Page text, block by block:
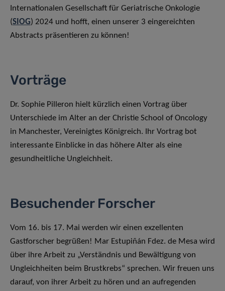
Internationalen Gesellschaft für Geriatrische Onkologie
(SIOG) 2024 und hofft, einen unserer 3 eingereichten
Abstracts präsentieren zu können!
Vorträge
Dr. Sophie Pilleron hielt kürzlich einen Vortrag über
Unterschiede im Alter an der Christie School of Oncology
in Manchester, Vereinigtes Königreich. Ihr Vortrag bot
interessante Einblicke in das höhere Alter als eine
gesundheitliche Ungleichheit.
Besuchender Forscher
Vom 16. bis 17. Mai werden wir einen exzellenten
Gastforscher begrüßen! Mar Estupiñán Fdez. de Mesa wird
über ihre Arbeit zu „Verständnis und Bewältigung von
Ungleichheiten beim Brustkrebs“ sprechen. Wir freuen uns
darauf, von ihrer Arbeit zu hören und an aufregenden